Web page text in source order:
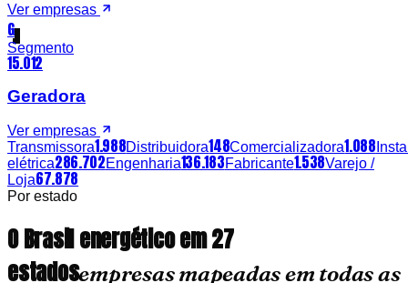
Ver empresas
G
Segmento
15.012
Geradora
Ver empresas
Transmissora1.988Distribuidora148Comercializadora1.088
elétrica286.702Engenharia136.183Fabricante1.538Varejo /
Loja67.878
Por estado
O Brasil energético em 27
estadosempresas mapeadas em todas as